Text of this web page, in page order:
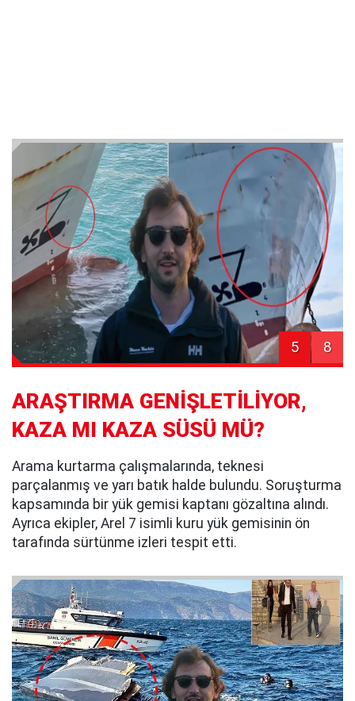
5 8
ARAŞTIRMA GENİŞLETİLİYOR,
KAZA MI KAZA SÜSÜ MÜ?
Arama kurtarma çalışmalarında, teknesi
parçalanmış ve yarı batık halde bulundu. Soruşturma
kapsamında bir yük gemisi kaptanı gözaltına alındı.
Ayrıca ekipler, Arel 7 isimli kuru yük gemisinin ön
tarafında sürtünme izleri tespit etti.